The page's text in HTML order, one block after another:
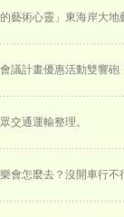
的藝術心靈」東海岸大
議計畫優惠活動雙響砲
交通運輸整理。
會怎麼去？沒開車行不